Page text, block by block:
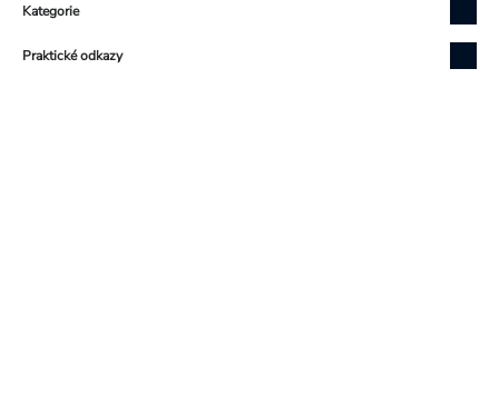
Kategorie
Praktické odkazy